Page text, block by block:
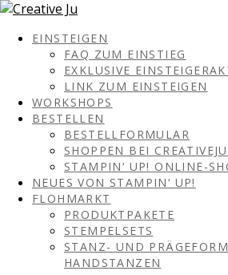
EINSTEIGEN
FAQ ZUM EINSTIEG
EXKLUSIVE
LINK ZUM EINSTEIGEN
WORKSHOPS
BESTELLEN
BESTELLFORMULAR
SHOPPEN BEI CREATIVEJU
STAMPIN‘ UP! ONLINE-
NEUES VON STAMPIN‘ UP!
FLOHMARKT
PRODUKTPAKETE
STEMPELSETS
STANZ- UND
HANDSTANZEN